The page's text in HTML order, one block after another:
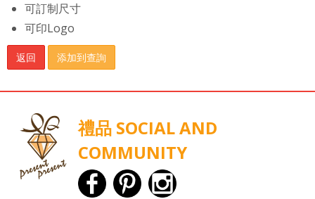
可訂制尺寸
可印Logo
返回 添加到查詢
禮品 SOCIAL AND
COMMUNITY